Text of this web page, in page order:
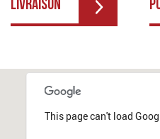
LIVRAISON
This page can't load